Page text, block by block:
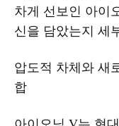
차게 선보인 아이
신을 담았는지 세
압도적 차체와 새
합